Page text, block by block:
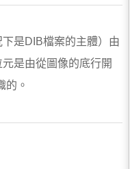
是DIB檔案的主體）由
是由從圖像的底行開
的。